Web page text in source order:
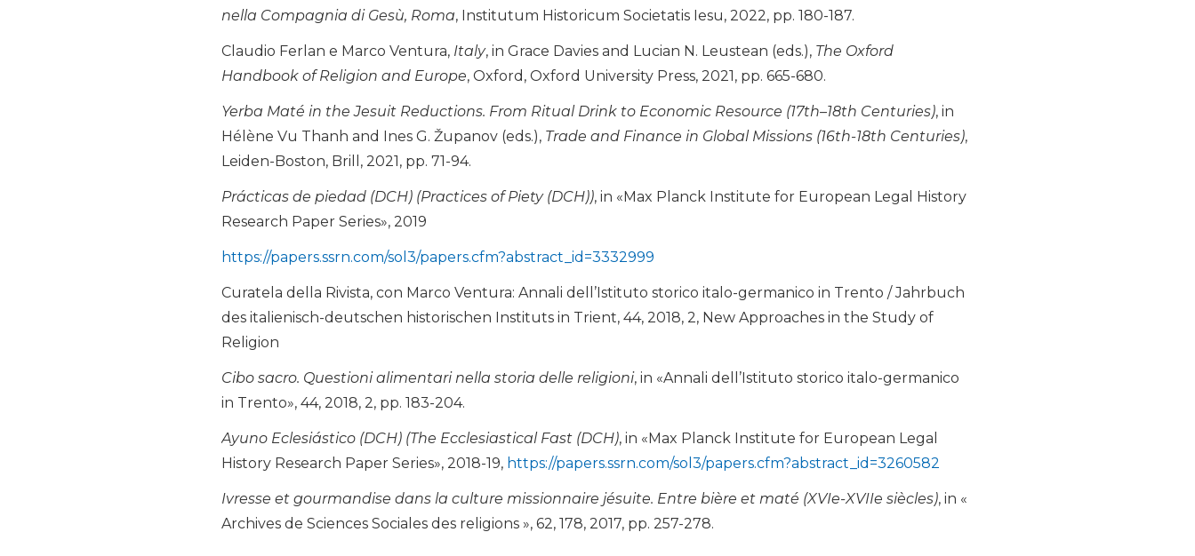
nella Compagnia di Gesù, Roma, Institutum Historicum Societatis Iesu, 2022, pp. 180-187.
Claudio Ferlan e Marco Ventura,Italy, in Grace Davies and Lucian N. Leustean (eds.), The Oxford
Handbook of Religion and Europe, Oxford, Oxford University Press, 2021, pp. 665-680.
Yerba Maté in the Jesuit Reductions. From Ritual Drink to Economic Resource (17th–18th Centuries), in
Hélène Vu Thanh and Ines G. Županov (eds.), Trade and Finance in Global Missions (16th-18th Centuries),
Leiden-Boston, Brill, 2021, pp. 71-94.
Prácticas de piedad (DCH) (Practices of Piety (DCH)), in «Max Planck Institute for European Legal History
Research Paper Series», 2019
https://papers.ssrn.com/sol3/papers.cfm?abstract_id=3332999
Curatela della Rivista, con Marco Ventura: Annali dell’Istituto storico italo-germanico in Trento / Jahrbuch
des italienisch-deutschen historischen Instituts in Trient, 44, 2018, 2, New Approaches in the Study of
Religion
Cibo sacro. Questioni alimentari nella storia delle religioni, in «Annali dell’Istituto storico italo-germanico
in Trento», 44, 2018, 2, pp. 183-204.
Ayuno Eclesiástico (DCH) (The Ecclesiastical Fast (DCH), in «Max Planck Institute for European Legal
History Research Paper Series», 2018-19, https://papers.ssrn.com/sol3/papers.cfm?abstract_id=3260582
Ivresse et gourmandise dans la culture missionnaire jésuite. Entre bière et maté (XVIe-XVIIe siècles), in «
Archives de Sciences Sociales des religions », 62, 178, 2017, pp. 257-278.